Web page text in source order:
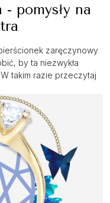
pomysły na
zaręczynowy
by ta niezwykła
takim razie przeczytaj